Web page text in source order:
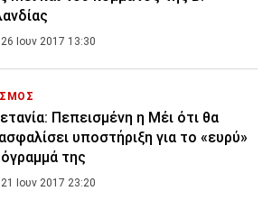
26 Ιουν 2017 13:30
Πεπεισμένη η Μέι ότι θα
υποστήριξη για το «ευρύ»
της
21 Ιουν 2017 23:20